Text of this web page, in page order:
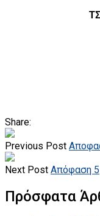
Share:
Previous Post
Next Post Απόφαση 5
Πρόσφατα